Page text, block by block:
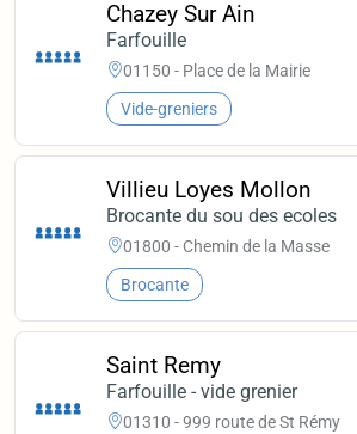
Chazey Sur Ain
Farfouille
01150 - Place de la Mairie
Vide-greniers
Villieu Loyes Mollon
Brocante du sou des ecoles
01800 - Chemin de la Masse
Brocante
Saint Remy
Farfouille - vide grenier
01310 - 999 route de St Rémy